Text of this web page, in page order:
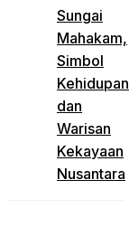
Sungai
Mahakam,
Simbol
Kehidupan
dan
Warisan
Kekayaan
Nusantara